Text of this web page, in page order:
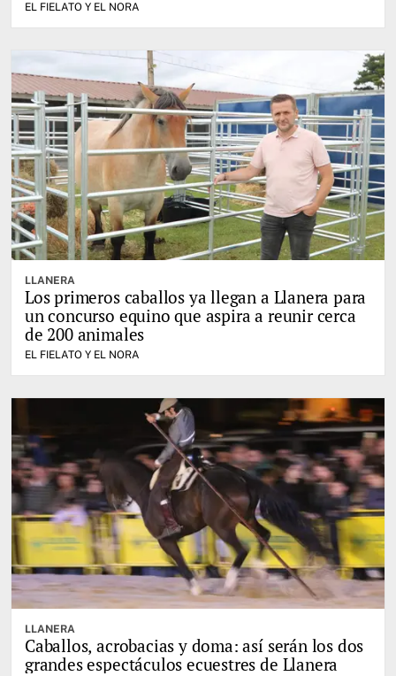
EL FIELATO Y EL NORA
LLANERA
Los primeros caballos ya llegan a Llanera para
un concurso equino que aspira a reunir cerca
de 200 animales
EL FIELATO Y EL NORA
LLANERA
Caballos, acrobacias y doma: así serán los dos
grandes espectáculos ecuestres de Llanera